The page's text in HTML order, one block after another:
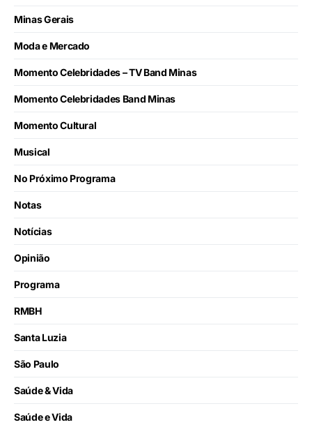
Minas Gerais
Moda e Mercado
Momento Celebridades – TV Band Minas
Momento Celebridades Band Minas
Momento Cultural
Musical
No Próximo Programa
Notas
Notícias
Opinião
Programa
RMBH
Santa Luzia
São Paulo
Saúde & Vida
Saúde e Vida